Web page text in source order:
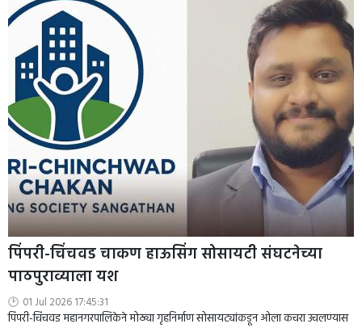
पिंपरी-चिंचवड चाकण हाऊसिंग सोसायटी संघटनेच्या
पाठपुराव्याला यश
01 Jul 2026 17:45:31
पिंपरी-चिंचवड महानगरपालिकेने मोठ्या गृहनिर्माण सोसायट्यांकडून ओला कचरा उचलण्यास